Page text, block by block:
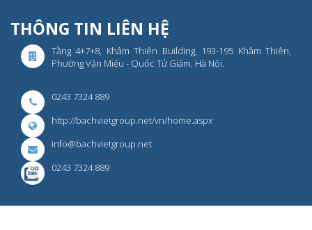
THÔNG TIN LIÊN HỆ
Tầng 4+7+8, Khâm Thiên Building, 193-195 Khâm Thiên,
Phường Văn Miếu - Quốc Tử Giám, Hà Nội.
0243 7324 889
http://bachvietgroup.net/vn/home.aspx
info@bachvietgroup.net
0243 7324 889